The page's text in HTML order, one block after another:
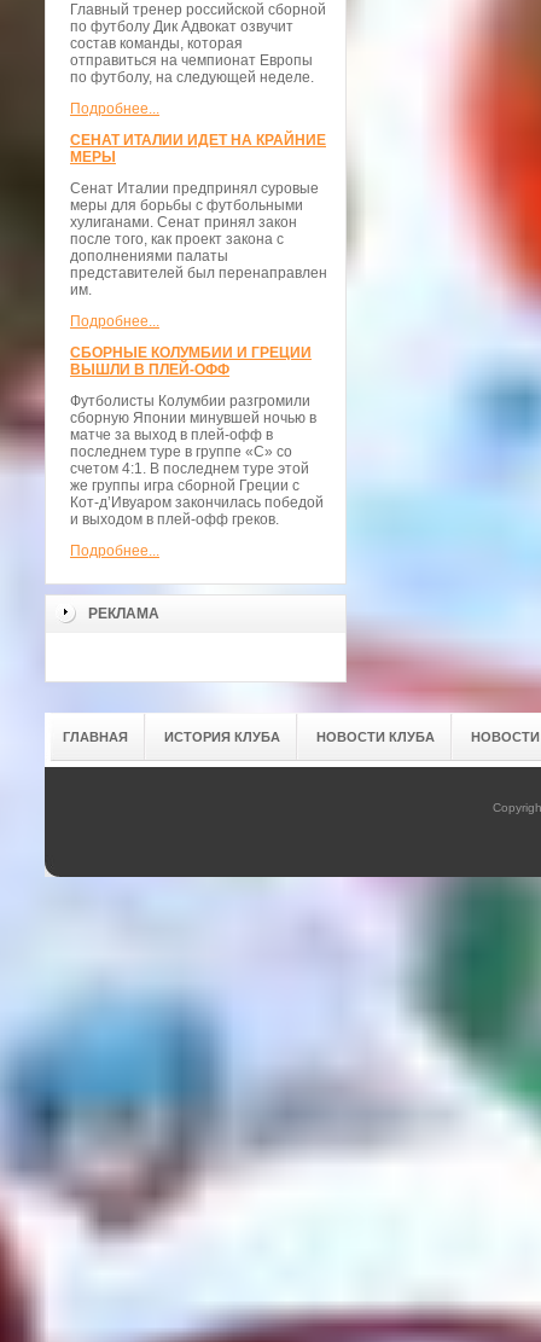
Главный тренер российской сборной
по футболу Дик Адвокат озвучит
состав команды, которая
отправиться на чемпионат Европы
по футболу, на следующей неделе.
Подробнее...
СЕНАТ ИТАЛИИ ИДЕТ НА КРАЙНИЕ
МЕРЫ
Сенат Италии предпринял суровые
меры для борьбы с футбольными
хулиганами. Сенат принял закон
после того, как проект закона с
дополнениями палаты
представителей был перенаправлен
им.
Подробнее...
СБОРНЫЕ КОЛУМБИИ И ГРЕЦИИ
ВЫШЛИ В ПЛЕЙ-ОФФ
Футболисты Колумбии разгромили
сборную Японии минувшей ночью в
матче за выход в плей-офф в
последнем туре в группе «С» со
счетом 4:1. В последнем туре этой
же группы игра сборной Греции с
Кот-д’Ивуаром закончилась победой
и выходом в плей-офф греков.
Подробнее...
РЕКЛАМА
ГЛАВНАЯ ИСТОРИЯ КЛУБА НОВОСТИ КЛУБА